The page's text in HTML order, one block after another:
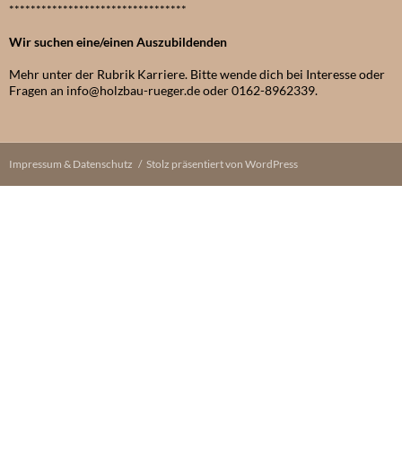
*********************************
Wir suchen eine/einen Auszubildenden
Mehr unter der Rubrik Karriere. Bitte wende dich bei Interesse oder
Fragen an info@holzbau-rueger.de oder 0162-8962339.
Impressum & Datenschutz Stolz präsentiert von WordPress